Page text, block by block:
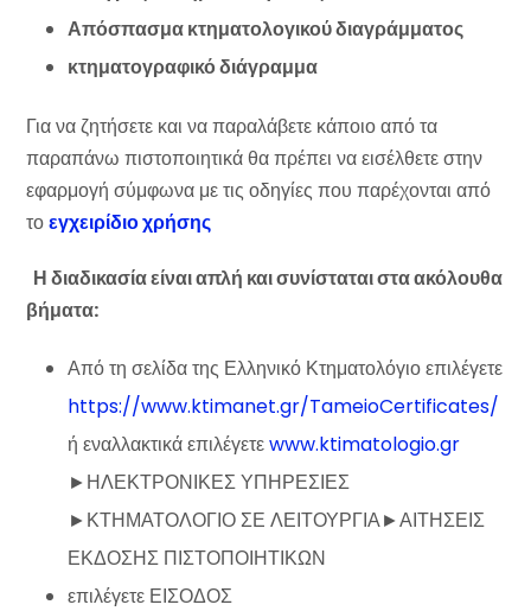
Απόσπασμα κτηματολογικού διαγράμματος
κτηματογραφικό διάγραμμα
Για να ζητήσετε και να παραλάβετε κάποιο από τα
παραπάνω πιστοποιητικά θα πρέπει να εισέλθετε στην
εφαρμογή σύμφωνα με τις οδηγίες που παρέχονται από
τοεγχειρίδιο χρήσης
Η διαδικασία είναι απλή και συνίσταται στα ακόλουθα
βήματα:
Από τη σελίδα της Ελληνικό Κτηματολόγιο επιλέγετε
https://www.ktimanet.gr/TameioCertificates/
ή εναλλακτικά επιλέγετεwww.ktimatologio.gr
►ΗΛΕΚΤΡΟΝΙΚΕΣ ΥΠΗΡΕΣΙΕΣ
►ΚΤΗΜΑΤΟΛΟΓΙΟ ΣΕ ΛΕΙΤΟΥΡΓΙΑ►ΑΙΤΗΣΕΙΣ
ΕΚΔΟΣΗΣ ΠΙΣΤΟΠΟΙΗΤΙΚΩΝ
επιλέγετε ΕΙΣΟΔΟΣ